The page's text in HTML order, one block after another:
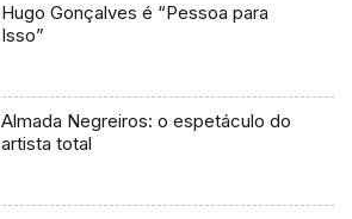
Hugo Gonçalves é “Pessoa para
Isso”
Almada Negreiros: o espetáculo do
artista total